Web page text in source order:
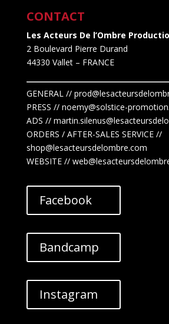
CONTACT
Les Acteurs De l’Ombre
2 Boulevard Pierre Durand
44330 Vallet– FRANCE
GENERAL //
PRESS // noemy@solstice-
ADS // martin.silenus
ORDERS / AFTER-SALES SERVICE //
shop@lesacteursdelombre.com
WEBSITE //
Facebook
Bandcamp
Instagram